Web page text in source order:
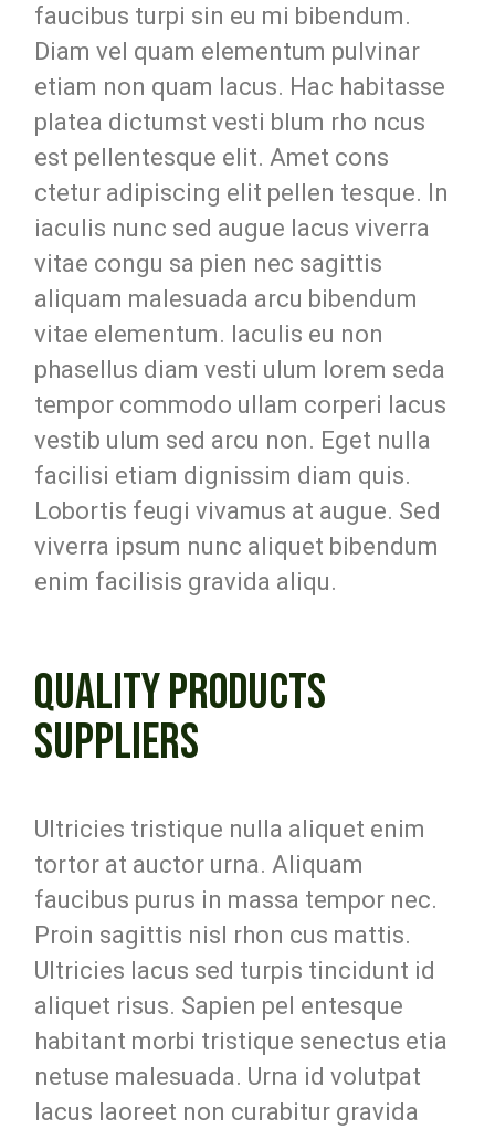
faucibus turpi sin eu mi bibendum.
Diam vel quam elementum pulvinar
etiam non quam lacus. Hac habitasse
platea dictumst vesti blum rho ncus
est pellentesque elit. Amet cons
ctetur adipiscing elit pellen tesque. In
iaculis nunc sed augue lacus viverra
vitae congu sa pien nec sagittis
aliquam malesuada arcu bibendum
vitae elementum. Iaculis eu non
phasellus diam vesti ulum lorem seda
tempor commodo ullam corperi lacus
vestib ulum sed arcu non. Eget nulla
facilisi etiam dignissim diam quis.
Lobortis feugi vivamus at augue. Sed
viverra ipsum nunc aliquet bibendum
enim facilisis gravida aliqu.
QUALITY PRODUCTS
SUPPLIERS
Ultricies tristique nulla aliquet enim
tortor at auctor urna. Aliquam
faucibus purus in massa tempor nec.
Proin sagittis nisl rhon cus mattis.
Ultricies lacus sed turpis tincidunt id
aliquet risus. Sapien pel entesque
habitant morbi tristique senectus etia
netuse malesuada. Urna id volutpat
lacus laoreet non curabitur gravida